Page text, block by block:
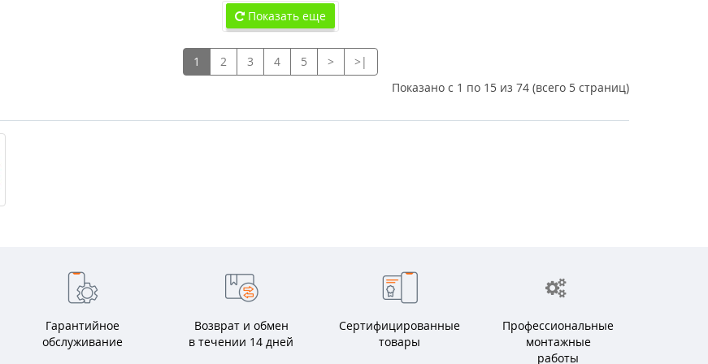
Показать еще
1 2 3 4 5 >
>|
Показано с 1 по 15 из 74 (всего 5 страниц)
Гарантийное
обслуживание
Возврат и обмен
в течении 14 дней
Сертифицированные
товары
Профессиональные
монтажные
работы